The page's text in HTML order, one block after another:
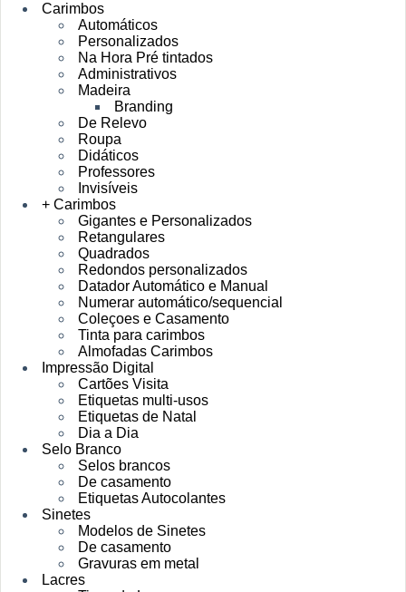
Carimbos
Automáticos
Personalizados
Na Hora Pré tintados
Administrativos
Madeira
Branding
De Relevo
Roupa
Didáticos
Professores
Invisíveis
+ Carimbos
Gigantes e Personalizados
Retangulares
Quadrados
Redondos personalizados
Datador Automático e Manual
Numerar automático/sequencial
Coleçoes e Casamento
Tinta para carimbos
Almofadas Carimbos
Impressão Digital
Cartões Visita
Etiquetas multi-usos
Etiquetas de Natal
Dia a Dia
Selo Branco
Selos brancos
De casamento
Etiquetas Autocolantes
Sinetes
Modelos de Sinetes
De casamento
Gravuras em metal
Lacres